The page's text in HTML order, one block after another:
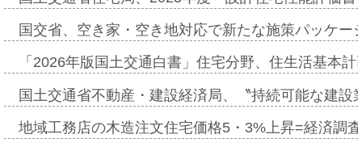
国交省、空き家・空き地対応で新たな施策パッケ
「2026年版国土交通白書」住宅分野、住生活基本
国土交通省不動産・建設経済局、〝持続可能な建
地域工務店の木造注文住宅価格5・3%上昇=経済調